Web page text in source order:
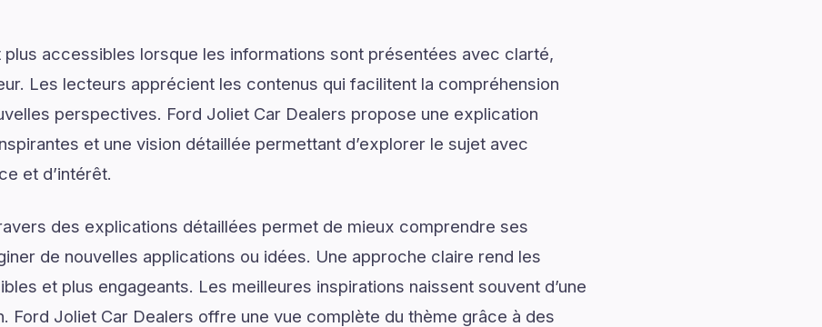
plus accessibles lorsque les informations sont présentées avec clarté,
Les lecteurs apprécient les contenus qui facilitent la compréhension
perspectives. Ford Joliet Car Dealers propose une explication
et une vision détaillée permettant d’explorer le sujet avec
et d’intérêt.
des explications détaillées permet de mieux comprendre ses
de nouvelles applications ou idées. Une approche claire rend les
et plus engageants. Les meilleures inspirations naissent souvent d’une
Ford Joliet Car Dealers offre une vue complète du thème grâce à des